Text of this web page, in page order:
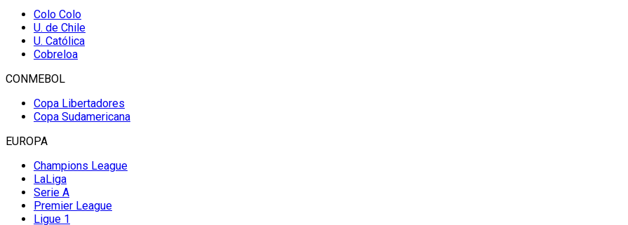
Colo Colo
U. de Chile
U. Católica
Cobreloa
CONMEBOL
Copa Libertadores
Copa Sudamericana
EUROPA
Champions League
LaLiga
Serie A
Premier League
Ligue 1